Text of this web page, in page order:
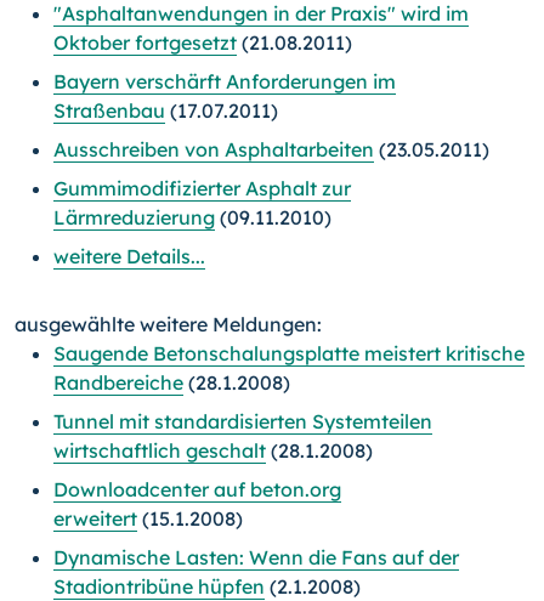
"Asphaltanwendungen in der Praxis" wird im
Oktober fortgesetzt (21.08.2011)
Bayern verschärft Anforderungen im
Straßenbau (17.07.2011)
Ausschreiben von Asphaltarbeiten (23.05.2011)
Gummimodifizierter Asphalt zur
Lärmreduzierung (09.11.2010)
weitere Details...
ausgewählte weitere Meldungen:
Saugende Betonschalungsplatte meistert kritische
Randbereiche (28.1.2008)
Tunnel mit standardisierten Systemteilen
wirtschaftlich geschalt (28.1.2008)
Downloadcenter auf beton.org
erweitert (15.1.2008)
Dynamische Lasten: Wenn die Fans auf der
Stadiontribüne hüpfen (2.1.2008)